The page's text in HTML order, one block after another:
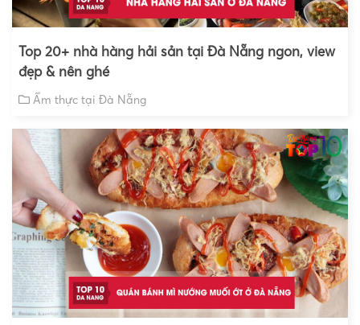
Top 20+ nhà hàng hải sản tại Đà Nẵng ngon, view
đẹp & nên ghé
Ẩm thực tại Đà Nẵng